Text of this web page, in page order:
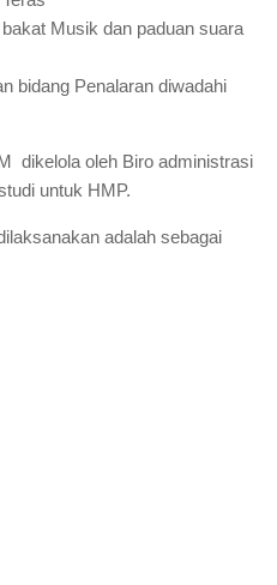
Musik dan paduan suara
bidang Penalaran diwadahi
dikelola oleh Biro administrasi
untuk HMP.
adalah sebagai